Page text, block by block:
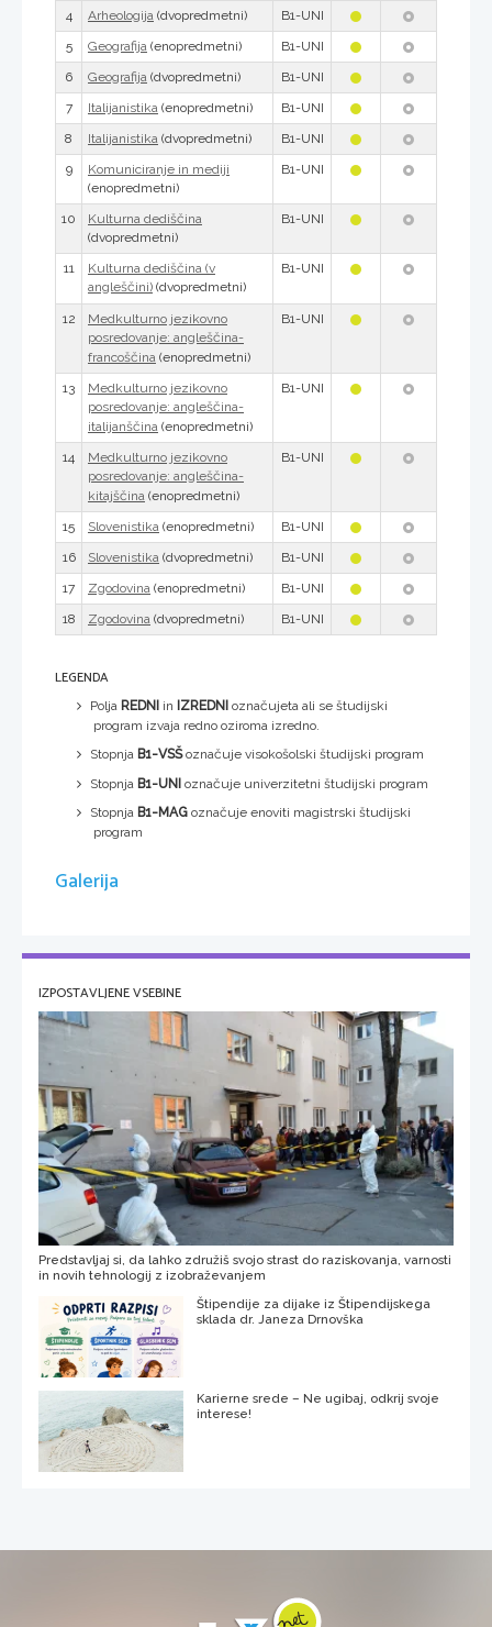
4 Arheologija (dvopredmetni)
B1-UNI
5
Geografija (enopredmetni)
B1-UNI
6
Geografija (dvopredmetni)
B1-UNI
7
Italijanistika (enopredmetni)
B1-UNI
8
Italijanistika (dvopredmetni)
B1-UNI
9
Komuniciranje in mediji
(enopredmetni)
B1-UNI
10
Kulturna dediščina
(dvopredmetni)
B1-UNI
11
Kulturna dediščina (v
angleščini) (dvopredmetni)
B1-UNI
12
Medkulturno jezikovno
posredovanje: angleščina-
francoščina (enopredmetni)
B1-UNI
13
Medkulturno jezikovno
posredovanje: angleščina-
italijanščina (enopredmetni)
B1-UNI
14
Medkulturno jezikovno
posredovanje: angleščina-
kitajščina (enopredmetni)
B1-UNI
15 Slovenistika (enopredmetni)
B1-UNI
16
Slovenistika (dvopredmetni)
B1-UNI
17
Zgodovina (enopredmetni)
B1-UNI
18
Zgodovina (dvopredmetni) B1-UNI
LEGENDA
Polja REDNI in IZREDNI označujeta ali se študijski
program izvaja redno oziroma izredno.
Stopnja B1-VSŠoznačuje visokošolski študijski program
Stopnja B1-UNI označuje univerzitetni študijski program
Stopnja B1-MAG označuje enoviti magistrski študijski
program
Galerija
IZPOSTAVLJENE VSEBINE
Predstavljaj si, da lahko združiš svojo strast do raziskovanja, varnosti
in novih tehnologij z izobraževanjem
Štipendije za dijake iz Štipendijskega
sklada dr. Janeza Drnovška
Karierne srede – Ne ugibaj, odkrij svoje
interese!